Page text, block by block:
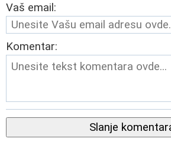
Vaš email:
Komentar:
Slanje